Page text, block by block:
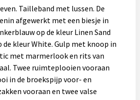
Tailleband met lussen. De
afgewerkt met een biesje in
op de kleur Linen Sand
kleur White. Gulp met knoop in
met marmerlook en rits van
Twee ruimteplooien vooraan
in de broekspijp voor- en
vooraan en twee valse